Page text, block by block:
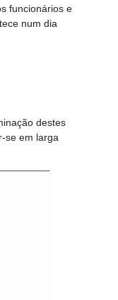
funcionários e
num dia
destes
se em larga